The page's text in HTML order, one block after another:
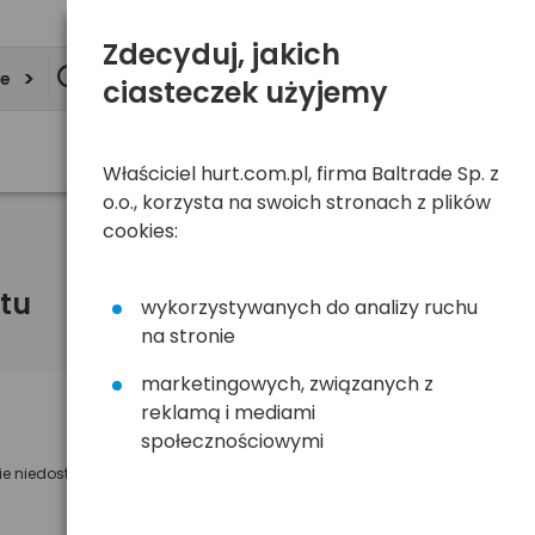
niedostępny
Powiadom mnie o dostępności
Zdecyduj, jakich
ciasteczek użyjemy
Właściciel hurt.com.pl, firma Baltrade Sp. z
o.o., korzysta na swoich stronach z plików
cookies:
wykorzystywanych do analizy ruchu
na stronie
marketingowych, związanych z
reklamą i mediami
społecznościowymi